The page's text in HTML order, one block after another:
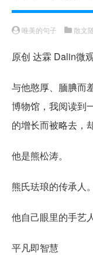
唯美的句子 散文
原创 达霖 Dalin微
与他憨厚、腼腆而
博物馆，我阅读到
的增长而被略去，
他是熊松涛。
熊氏珐琅的传承人。
他自己眼里的手艺人
平凡即智慧